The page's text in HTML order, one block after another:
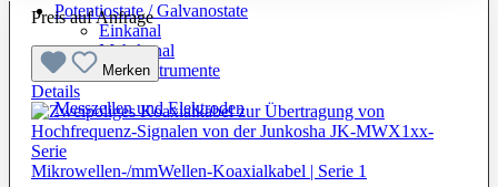
Potentiostate / Galvanostate
Einkanal
Mehrkanal
Labor-Messinstrumente
Messzellen und Elektroden
Preis auf Anfrage
Merken
Details
Mikrowellen-/mmWellen-Koaxialkabel | Serie 1